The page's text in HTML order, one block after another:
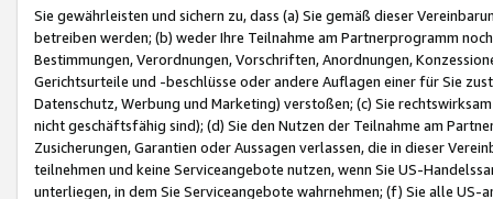
Sie gewährleisten und sichern zu, dass (a) Sie gemäß dieser
betreiben werden; (b) weder Ihre Teilnahme am Partnerprogramm
Bestimmungen, Verordnungen, Vorschriften, Anordnungen,
Gerichtsurteile und -beschlüsse oder andere Auflagen einer für Sie
Datenschutz, Werbung und Marketing) verstoßen; (c) Sie
nicht geschäftsfähig sind); (d) Sie den Nutzen der Teilnahme am
Zusicherungen, Garantien oder Aussagen verlassen, die in dieser
teilnehmen und keine Serviceangebote nutzen, wenn Sie US-
unterliegen, in dem Sie Serviceangebote wahrnehmen; (f) Sie alle